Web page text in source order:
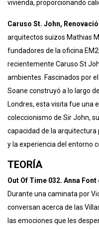
vivienda, proporcionando
Caruso St. John,
arquitectos suizos Mathias
fundadores de la oficina
recientemente Caruso St
ambientes. Fascinados por
Soane construyó a lo largo
Londres, esta visita fue una
coleccionismo de Sir John,
capacidad de la
y la experiencia del entorno
TEORÍA
Out Of Time 032. Anna
Durante una caminata por
conversan acerca de las
las emociones que les